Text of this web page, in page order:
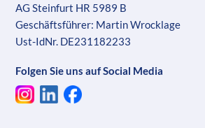
AG Steinfurt HR 5989 B
Geschäftsführer: Martin Wrocklage
Ust-IdNr. DE231182233
Folgen Sie uns auf Social Media